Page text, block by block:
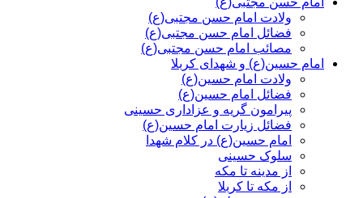
ولادت امام حسن مجتبی(ع)
فضائل امام حسن مجتبی(ع)
مصائب امام حسن مجتبی(ع)
امام حسین(ع) و شهدای کربلا
ولادت امام حسین(ع)
فضائل امام حسین(ع)
پیرامون گریه و عزاداری حسینی
فضائل زیارت امام حسین(ع)
امام حسین(ع) در کلام شهدا
سلوک حسینی
از مدینه تا مکه
از مکه تا کربلا